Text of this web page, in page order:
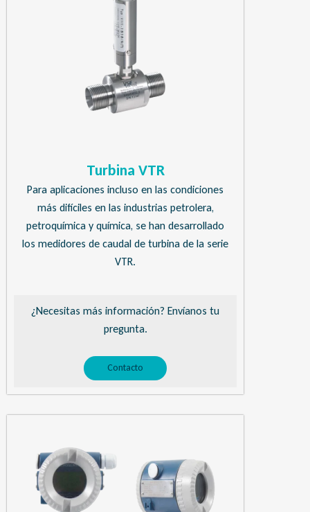
Turbina VTR
Para aplicaciones incluso en las condiciones
más difíciles en las industrias petrolera,
petroquímica y química, se han desarrollado
los medidores de caudal de turbina de la serie
VTR.
¿Necesitas más información? Envíanos tu
pregunta.
Contacto